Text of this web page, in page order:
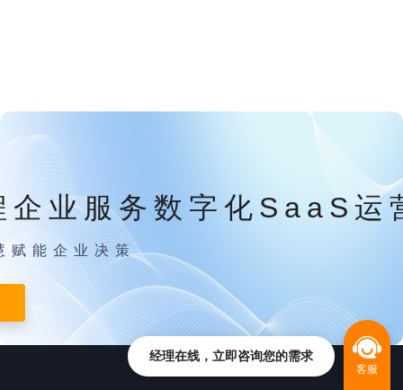
企业服务数字化SaaS运
赋能企业决策
客服
经理在线，立即咨询您的需求